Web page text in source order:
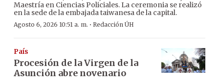
Maestría en Ciencias Policiales. La ceremonia se realizó
en la sede de la embajada taiwanesa de la capital.
Agosto 6, 2026 10:51 a. m. · Redacción ÚH
País
Procesión de la Virgen de la
Asunción abre novenario